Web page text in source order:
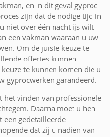
en in dit geval gyproc
zijn dat de nodige tijd in
niet over één nacht ijs wilt
een vakman waaraan u uw
Om de juiste keuze te
offertes kunnen
te kunnen komen die u
gyprocwerken garandeerd.
het vinden van professionele
Daarna moet u hen
een gedetailleerde
dat zij u nadien van